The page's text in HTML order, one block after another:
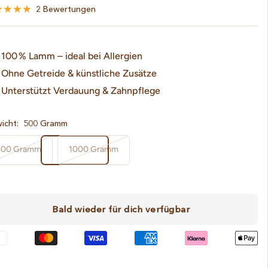
2 Bewertungen
100 % Lamm – ideal bei Allergien
Ohne Getreide & künstliche Zusätze
Unterstützt Verdauung & Zahnpflege
500 Gramm
Gramm 1000 Gramm
Bald wieder für dich verfügbar